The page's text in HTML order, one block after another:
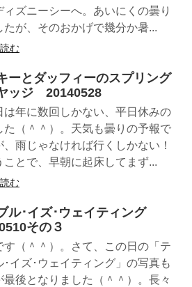
ィズニーシーへ。あいにくの曇り
たが、そのおかげで幾分か暑...
む
ーとダッフィーのスプリング
ッジ 20140528
は年に数回しかない、平日休みの
た（＾＾）。天気も曇りの予報で
、雨じゃなければ行くしかない！
ことで、早朝に起床してまず...
む
ル･イズ･ウェイティング
その３
す（＾＾）。さて、この日の「テ
･イズ･ウェイティング」の写真も
最後となりました（＾＾）。長々